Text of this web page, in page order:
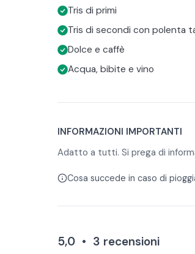
In base alla stagione, vengono
Tris di primi
Tris di secondi con polenta
Dolce e caffè
Acqua, bibite e vino
INFORMAZIONI IMPORTANTI
Adatto a tutti. Si prega di
Cosa succede in caso di
5,0 • 3 recensioni